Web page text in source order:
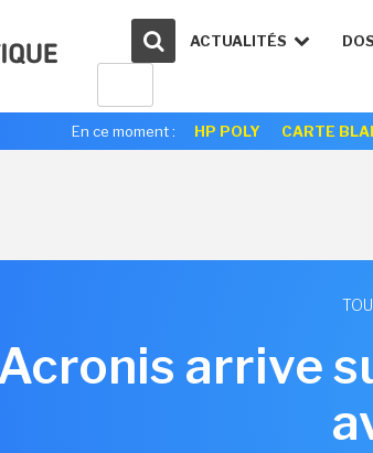
ACTUALITÉS
En ce moment : HP POLY CARTE
arrive